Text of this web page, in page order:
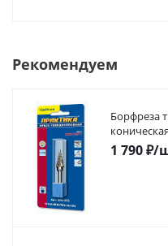
Рекомендуем
Борфреза
1 790₽/